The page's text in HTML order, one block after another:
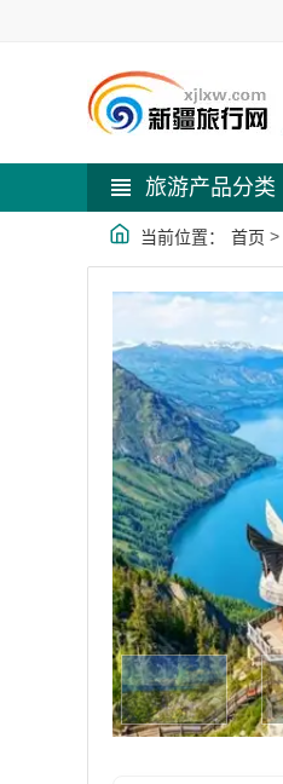
旅游产品分类
当前位置： 首页 >